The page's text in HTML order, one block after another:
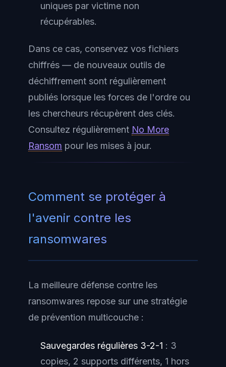
uniques par victime non
récupérables.
Dans ce cas, conservez vos fichiers
chiffrés — de nouveaux outils de
déchiffrement sont régulièrement
publiés lorsque les forces de l'ordre ou
les chercheurs récupèrent des clés.
Consultez régulièrement No More
Ransom pour les mises à jour.
Comment se protéger à
l'avenir contre les
ransomwares
La meilleure défense contre les
ransomwares repose sur une stratégie
de prévention multicouche :
Sauvegardes régulières 3-2-1 : 3
copies, 2 supports différents, 1 hors